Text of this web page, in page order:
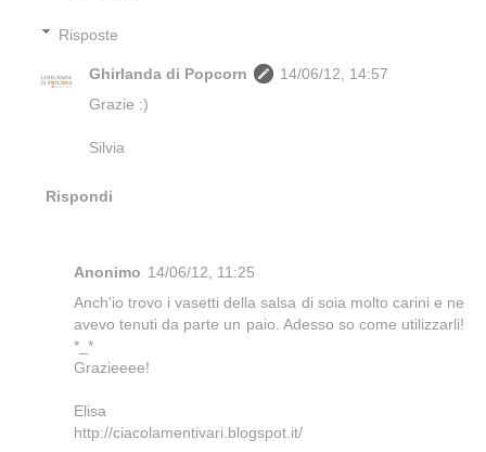
Risposte
Ghirlanda di Popcorn
14/06/12, 14:57
Grazie :)
Silvia
Rispondi
Anonimo 14/06/12, 11:25
Anch'io trovo i vasetti della salsa di soia molto carini e ne
avevo tenuti da parte un paio. Adesso so come utilizzarli!
*_*
Grazieeee!
Elisa
http://ciacolamentivari.blogspot.it/